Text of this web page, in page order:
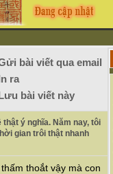
bài viết qua email
ra
bài viết này
ý nghĩa. Năm nay, tôi
gian trôi thật nhanh
thoắt vậy mà con